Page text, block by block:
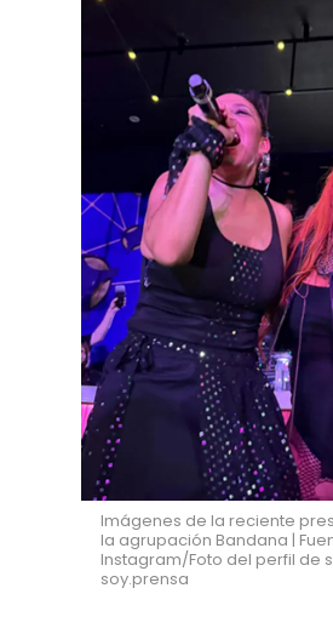
Imágenes de la reciente
la agrupación Bandana |
Instagram/Foto del perfil de
soy.prensa